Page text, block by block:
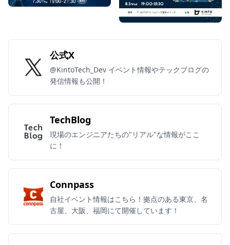
公式X
@KintoTech_Dev イベント情報やテックブログの
発信情報も公開！
TechBlog
現場のエンジニアたちの"リアル"な情報がここ
に！
Connpass
自社イベント情報はこちら！拠点のある東京、名
古屋、大阪、福岡にて開催しています！